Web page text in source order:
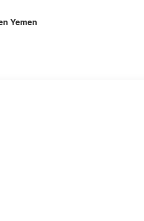
Yemen